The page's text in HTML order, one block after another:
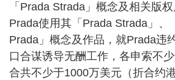
「Prada Strada」概念及相关版
Prada使用其「Prada Strada」、
Prada」概念及作品，就Prada违
口合谋诱导无酬工作，各申索不
合共不少于1000万美元（折合约